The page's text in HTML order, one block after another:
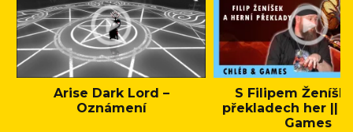
Arise Dark Lord –
Oznámení
S Filipem
překladech her ||
Games